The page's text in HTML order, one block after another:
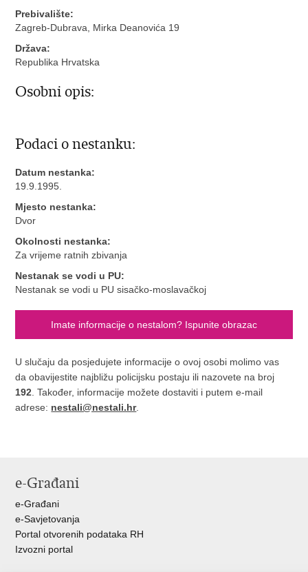
Prebivalište:
Zagreb-Dubrava, Mirka Deanovića 19
Država:
Republika Hrvatska
Osobni opis:
Podaci o nestanku:
Datum nestanka:
19.9.1995.
Mjesto nestanka:
Dvor
Okolnosti nestanka:
Za vrijeme ratnih zbivanja
Nestanak se vodi u PU:
Nestanak se vodi u PU sisačko-moslavačkoj
Imate informacije o nestalom? Ispunite obrazac
U slučaju da posjedujete informacije o ovoj osobi molimo vas
da obavijestite najbližu policijsku postaju ili nazovete na broj
192. Također, informacije možete dostaviti i putem e-mail
adrese: nestali@nestali.hr.
e-Građani
e-Građani
e-Savjetovanja
Portal otvorenih podataka RH
Izvozni portal